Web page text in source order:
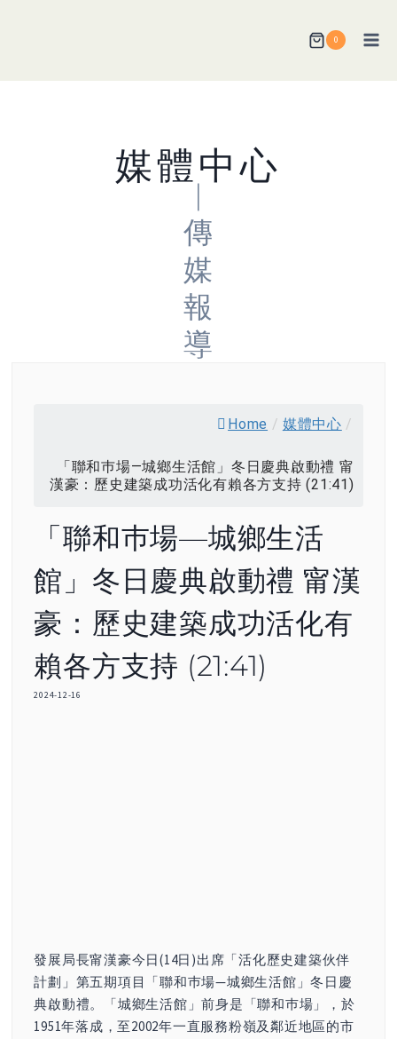
0
媒體中心
|
傳
媒
報
導
Home / 媒體中心 /
「聯和巿場—城鄉生活館」冬日慶典啟動禮 甯
漢豪：歷史建築成功活化有賴各方支持 (21:41)
「聯和巿場—城鄉生活
館」冬日慶典啟動禮 甯漢
豪：歷史建築成功活化有
賴各方支持 (21:41)
2024-12-16
發展局長甯漢豪今日(14日)出席「活化歷史建築伙伴
計劃」第五期項目「聯和巿場—城鄉生活館」冬日慶
典啟動禮。「城鄉生活館」前身是「聯和巿場」，於
1951年落成，至2002年一直服務粉嶺及鄰近地區的市